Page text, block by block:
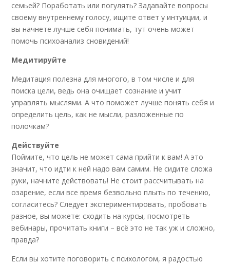
семьей? Поработать или погулять? Задавайте вопросы
своему внутреннему голосу, ищите ответ у интуиции, и
вы начнете лучше себя понимать, тут очень может
помочь психоанализ сновидений!
Медитируйте
Медитация полезна для многого, в том числе и для
поиска цели, ведь она очищает сознание и учит
управлять мыслями. А что поможет лучше понять себя и
определить цель, как не мысли, разложенные по
полочкам?
Действуйте
Поймите, что цель не может сама прийти к вам! А это
значит, что идти к ней надо вам самим. Не сидите сложа
руки, начните действовать! Не стоит рассчитывать на
озарение, если все время безвольно плыть по течению,
согласитесь? Следует экспериментировать, пробовать
разное, вы можете: сходить на курсы, посмотреть
вебинары, прочитать книги – всё это не так уж и сложно,
правда?
Если вы хотите поговорить с психологом, я радостью